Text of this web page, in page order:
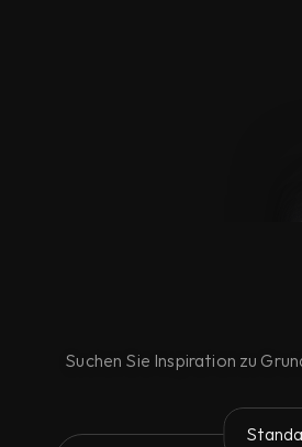
Suchen Sie Inspiration zu